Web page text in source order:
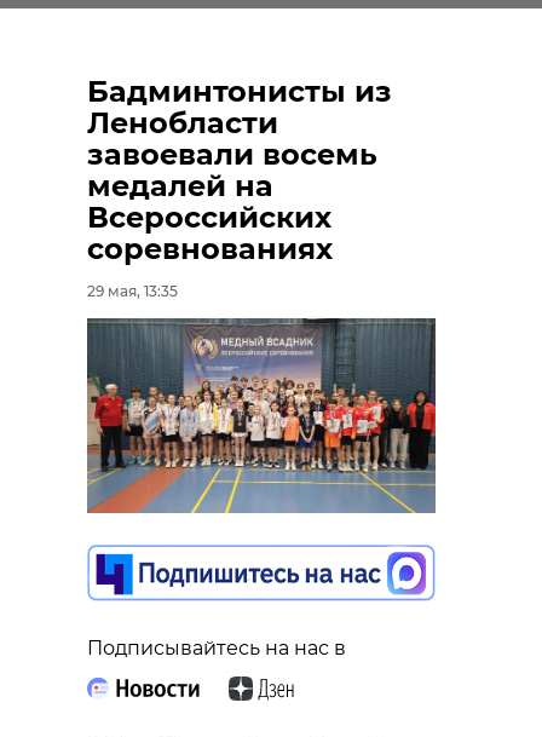
Бадминтонисты из
Ленобласти
завоевали восемь
медалей на
Всероссийских
соревнованиях
29 мая, 13:35
Подписывайтесь на нас в